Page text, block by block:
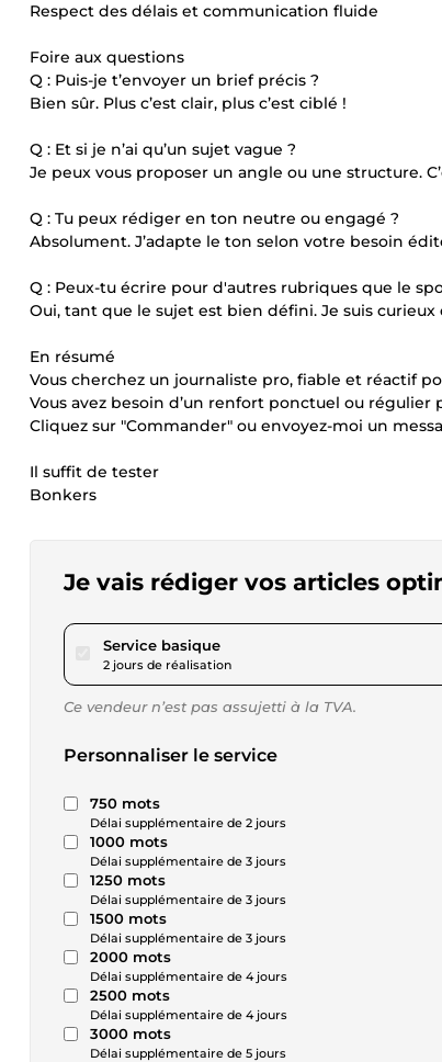
Respect des délais et communication fluide
Foire aux questions
Q : Puis-je t’envoyer un brief précis ?
Bien sûr. Plus c’est clair, plus c’est ciblé !
Q : Et si je n’ai qu’un sujet vague ?
Je peux vous proposer un angle ou une structure.
Q : Tu peux rédiger en ton neutre ou engagé ?
Absolument. J’adapte le ton selon votre besoin
Q : Peux-tu écrire pour d'autres rubriques que le
Oui, tant que le sujet est bien défini. Je suis curieux
En résumé
Vous cherchez un journaliste pro, fiable et réactif
Vous avez besoin d’un renfort ponctuel ou régulier
Cliquez sur "Commander" ou envoyez-moi un
Il suffit de tester
Bonkers
Je vais rédiger vos articles
Service basiquepour 17,30 $US
2 jours de réalisation
Ce vendeur n’est pas assujetti à la TVA.
Personnaliser le service
750 mots
Délai supplémentaire de 2 jours
1000 mots
Délai supplémentaire de 3 jours
1250 mots
Délai supplémentaire de 3 jours
1500 mots
Délai supplémentaire de 3 jours
2000 mots
Délai supplémentaire de 4 jours
2500 mots
Délai supplémentaire de 4 jours
3000 mots
Délai supplémentaire de 5 jours